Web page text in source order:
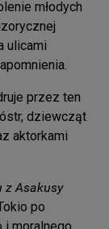
młodych
ulicami
przez ten
dziewcząt
aktorkami
z Asakusy
po